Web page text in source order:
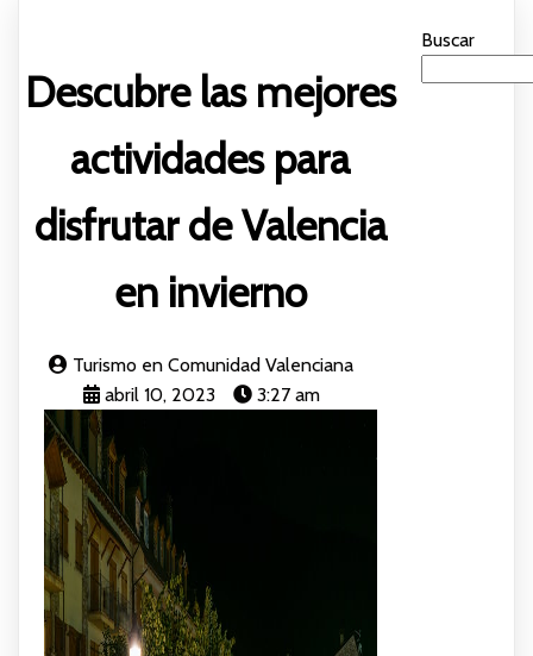
Descubre las mejores
actividades para
disfrutar de Valencia
en invierno
Turismo en Comunidad Valenciana
abril 10, 2023
3:27 am
Buscar